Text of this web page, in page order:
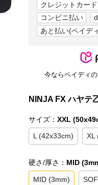
クレジットカード
コンビニ払い
あと払い(ペイデ
今ならペイディの
NINJA FX ハヤテ
サイズ： XXL
L (42x33cm) XL
硬さ/厚さ： MID
MID (3mm)